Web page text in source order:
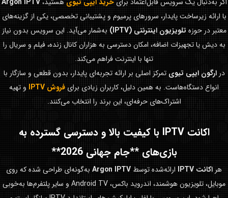
با ارائه زیرساخت پایدار، سرورهای پرمیوم و پشتیبانی تخصصی، یکی از گزینه‌های
معتبر در حوزه تلویزیون اینترنتی (IPTV)
به‌شمار می‌آید. این سرویس بدون نیاز
به دیش یا تجهیزات اضافه، امکان دسترسی به هزاران کانال زنده، فیلم و سریال را
تنها با اینترنت فراهم می‌کند.
درارگون ایپی تیوی تمرکز اصلی بر ارائه تجربه‌ای پایدار، بدون قطعی و سازگار با
انواع دستگاه‌هاست. به همین دلیل، کاربران زیادی برای فروش IPTV
و تهیه
اشتراک‌های حرفه‌ای، این برند را انتخاب می‌کنند.
اکانت IPTV با کیفیت بالا و دسترسی گسترده به
بازی‌های **جام جهانی 2026**
هر اکانت IPTV ارائه‌شده توسط Argon IPTV به‌گونه‌ای طراحی شده که روی
موبایل، تلویزیون هوشمند، اندروید باکس، Android TV و سایر پلتفرم‌ها به‌خوبی